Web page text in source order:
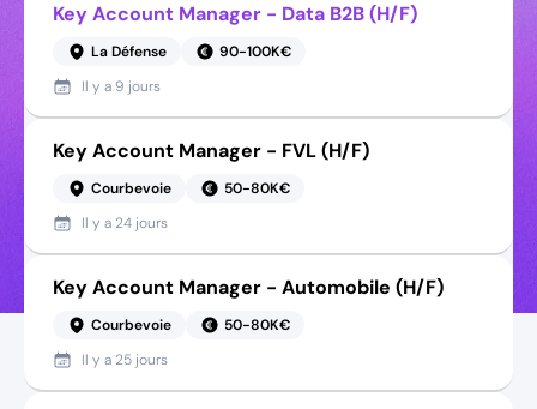
Key Account Manager - Data B2B (H/F)
La Défense
90-100K€
Il y a 9 jours
Key Account Manager - FVL (H/F)
Courbevoie
50-80K€
Il y a 24 jours
Key Account Manager - Automobile (H/F)
Courbevoie
50-80K€
Il y a 25 jours